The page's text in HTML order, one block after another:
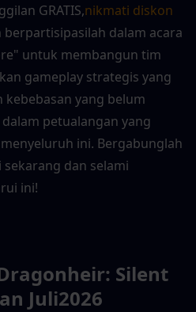
GRATIS,nikmati diskon
dalam acara
untuk membangun tim
gameplay strategis yang
yang belum
petualangan yang
ini. Bergabunglah
dan selami
ini!
Silent
Juli2026